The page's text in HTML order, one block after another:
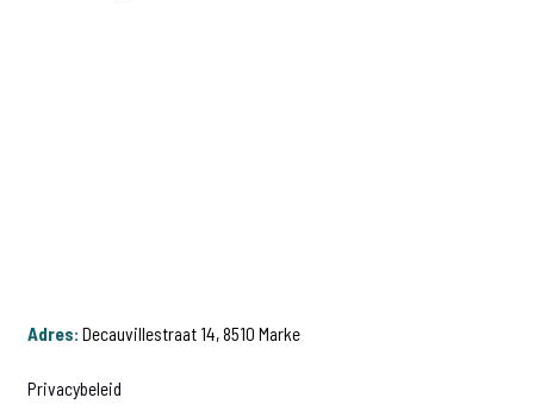
Adres:Decauvillestraat 14, 8510 Marke
Privacybeleid